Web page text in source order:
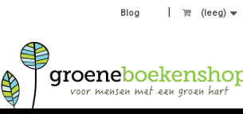
(leeg)
Blog